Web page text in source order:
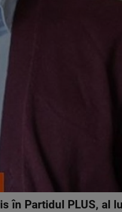
în Partidul PLUS, al